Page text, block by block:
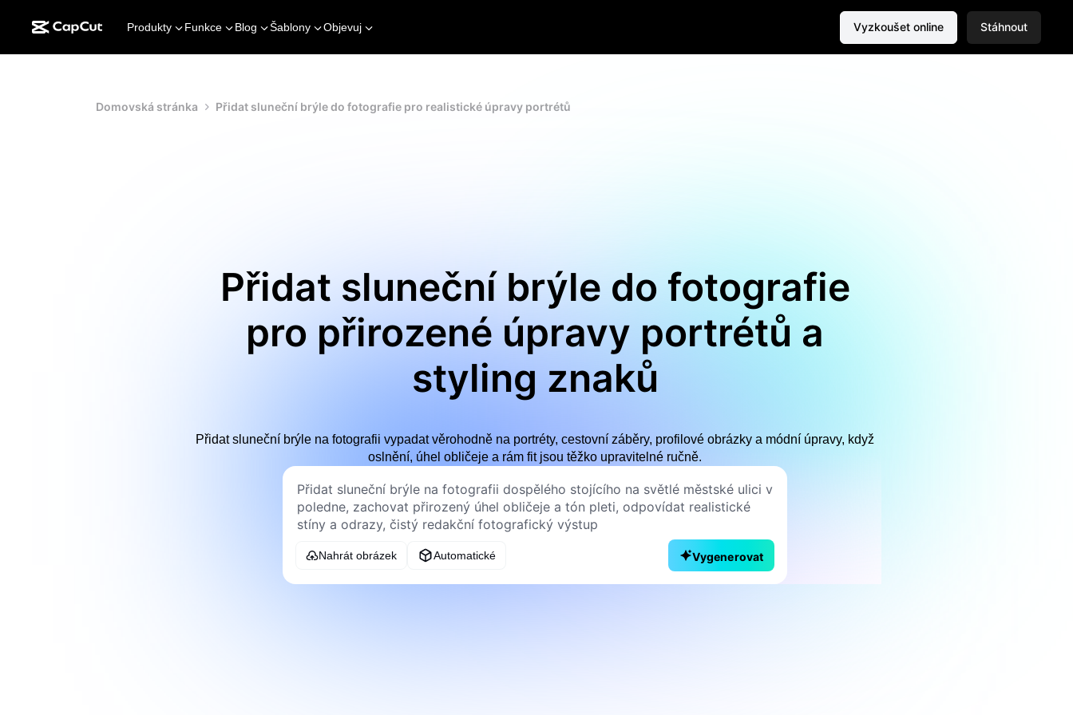
Produkty Funkce Blog Šablony Objevuj Vyzkoušet online Stáhnout
Domovská stránka Přidat sluneční brýle do fotografie pro realistické úpravy portrétů
Přidat sluneční brýle do fotografie
pro přirozené úpravy portrétů a
styling znaků
Přidat sluneční brýle na fotografii vypadat věrohodně na portréty, cestovní záběry, profilové obrázky a módní úpravy, když
oslnění, úhel obličeje a rám fit jsou těžko upravitelné ručně.
Nahrát obrázek Automatické Vygenerovat